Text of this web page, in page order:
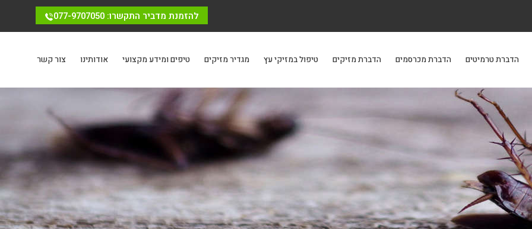
להזמנת מדביר התקשרו: 077-9707050
הדברת טרמיטים הדברת מכרסמים הדברת מזיקים טיפול במזיקי עץ מגדיר מזיקים טיפים ומידע מקצועי אודותינו צור קשר